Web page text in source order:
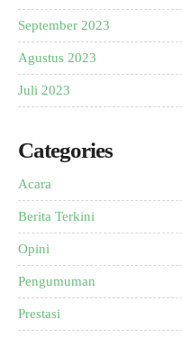
September 2023
Agustus 2023
Juli 2023
Categories
Acara
Berita Terkini
Opini
Pengumuman
Prestasi